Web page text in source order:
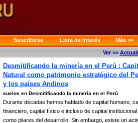
Suscribirse Lista de Interés
Más >>
Ver >>
Desmitificando la minería en el Perú :
Natural como patrimonio estratégico del
y los países Andinos
suelos en Desmitificando la minería en el Perú
Durante décadas hemos hablado de capital humano,
financiero, capital físico e incluso de capital institucional
como pilares del desarrollo. Sin embargo, existe un